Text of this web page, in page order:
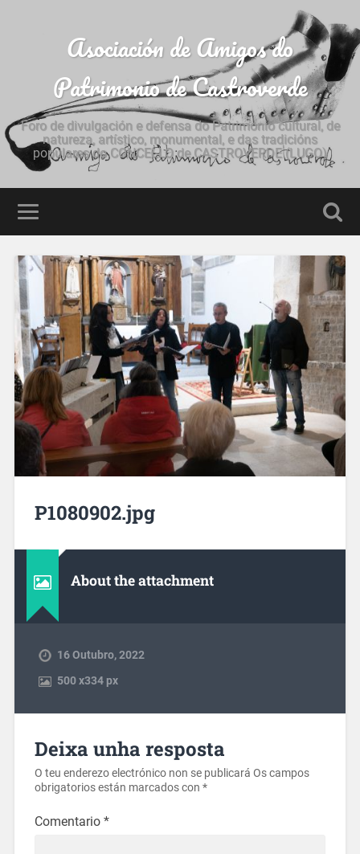
Asociación de Amigos do
Patrimonio de Castroverde
Foro de divulgación e defensa do Patrimonio cultural, de
natureza, artístico, monumental, e das tradicións
populares do CONCELLO de CASTROVERDE (LUGO)
P1080902.jpg
About the attachment
16 Outubro, 2022
500x334 px
Deixa unha resposta
O teu enderezo electrónico non se publicará Os campos
obrigatorios están marcados con *
Comentario *